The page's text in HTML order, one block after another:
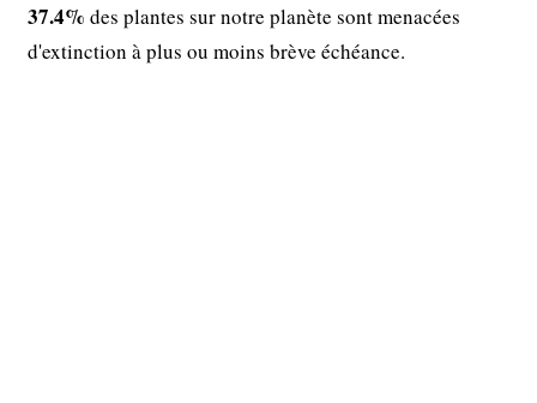
37.4% des plantes sur notre planète sont menacées
d'extinction à plus ou moins brève échéance.